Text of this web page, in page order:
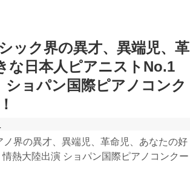
ック界の異才、異端児、革
な日本人ピアニストNo.1
ショパン国際ピアノコンク
！
界の異才、異端児、革命児、あなたの好
熱大陸出演 ショパン国際ピアノコンクー